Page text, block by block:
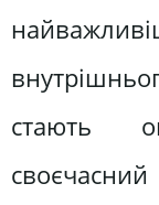
стають